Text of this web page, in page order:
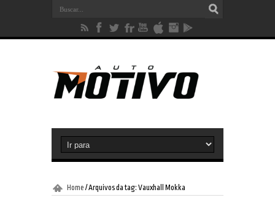
Home /Arquivos da tag: Vauxhall Mokka